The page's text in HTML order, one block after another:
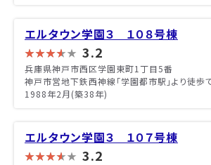
エルタウン学園３ １０８号棟
3.2
兵庫県神戸市西区学園東町1丁目5番
神戸市営地下鉄西神線「学園都市駅」より徒歩
1988年2月(築38年)
エルタウン学園３ １０７号棟
3.2